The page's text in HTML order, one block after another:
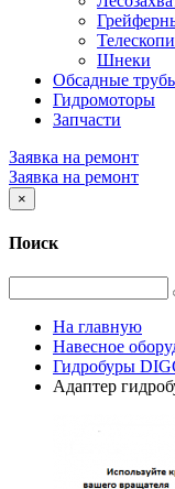
Шнеки
Обсадные
Гидромоторы
Запчасти
Заявка на ремонт
Заявка на ремонт
×
Поиск
На главную
Навесное
Гидробуры
Адаптер